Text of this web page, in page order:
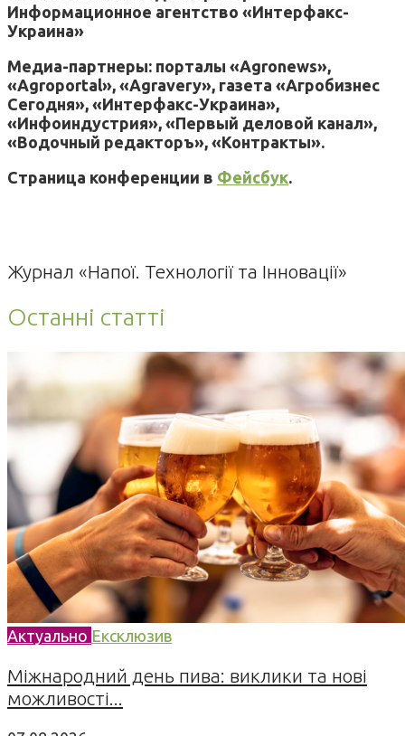
Информационное агентство «Интерфакс-
Украина»
Медиа-партнеры: порталы «Аgronews»,
«Аgroportal», «Аgravery», газета «Агробизнес
Сегодня», «Интерфакс-Украина»,
«Инфоиндустрия», «Первый деловой канал»,
«Водочный редакторъ», «Контракты».
Страница конференции в Фейсбук.
Журнал «Напої. Технології та Інновації»
Останні статті
Актуально Ексклюзив
Міжнародний день пива: виклики та нові
можливості...